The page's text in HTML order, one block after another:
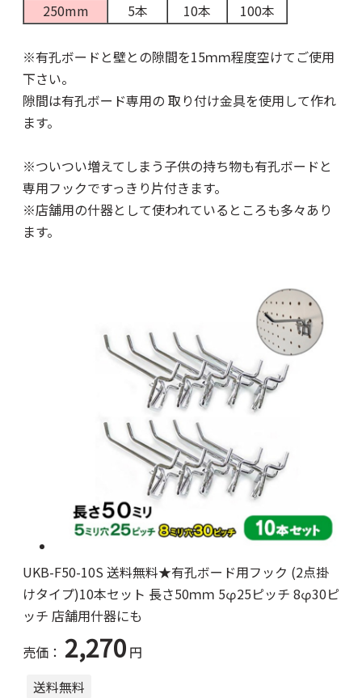
250mm
5本 10本 100本
※有孔ボードと壁との隙間を15ｍｍ程度空けてご使用
下さい。
隙間は有孔ボード専用の 取り付け金具を使用して作れ
ます。
※ついつい増えてしまう子供の持ち物も有孔ボードと
専用フックですっきり片付きます。
※店舗用の什器として使われているところも多々あり
ます。
UKB-F50-10S 送料無料★有孔ボード用フック (2点掛
けタイプ)10本セット 長さ50ｍｍ 5φ25ピッチ 8φ30ピ
ッチ 店舗用什器にも
売価： 2,270 円
送料無料